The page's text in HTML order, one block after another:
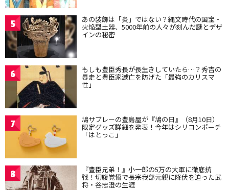
5 あの装飾は「炎」ではない？縄文時代の国宝・
火焔型土器、5000年前の人々が刻んだ謎とデザ
インの秘密
6 もしも豊臣秀長が長生きしていたら…？秀吉の
暴走と豊臣家滅亡を防げた「最強のカリスマ
性」
7 鳩サブレーの豊島屋が『鳩の日』（8月10日）
限定グッズ詳細を発表！今年はシリコンポーチ
「はとっこ」
8 『豊臣兄弟！』小一郎の5万の大軍に徹底抗
戦！切腹覚悟で長宗我部元親に降伏を迫った武
将・谷忠澄の生涯